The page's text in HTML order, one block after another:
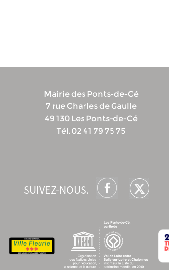
Mairie des Ponts-de-Cé
7 rue Charles de Gaulle
49 130 Les Ponts-de-Cé
Tél. 02 41 79 75 75
SUIVEZ-NOUS.